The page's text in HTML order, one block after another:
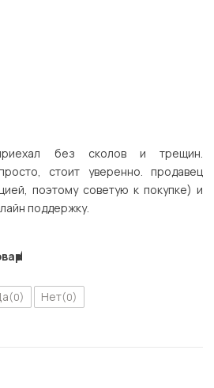
без сколов и трещин.
стоит уверенно. продавец
поэтому советую к покупке) и
поддержку.
(0) Нет(0)